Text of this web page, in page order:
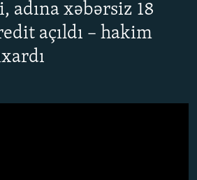
xəbərsiz 18
açıldı – hakim